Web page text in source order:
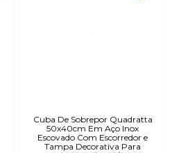
Cuba De Sobrepor Quadratta
50x40cm Em Aço Inox
Escovado Com Escorredor e
Tampa Decorativa Para